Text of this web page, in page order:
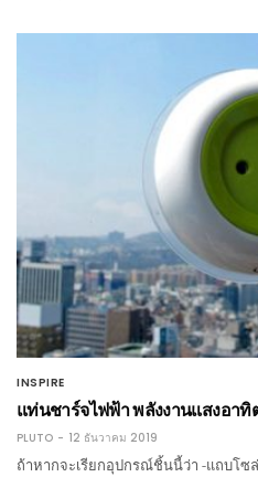
INSPIRE
แท่นชาร์จไฟฟ้า พลังงานแสงอา
PLUTO
12 ธันวาคม 2019
ถ้าหากจะเรียกอุปกรณ์ชิ้นนี้ว่า -แถบโซ